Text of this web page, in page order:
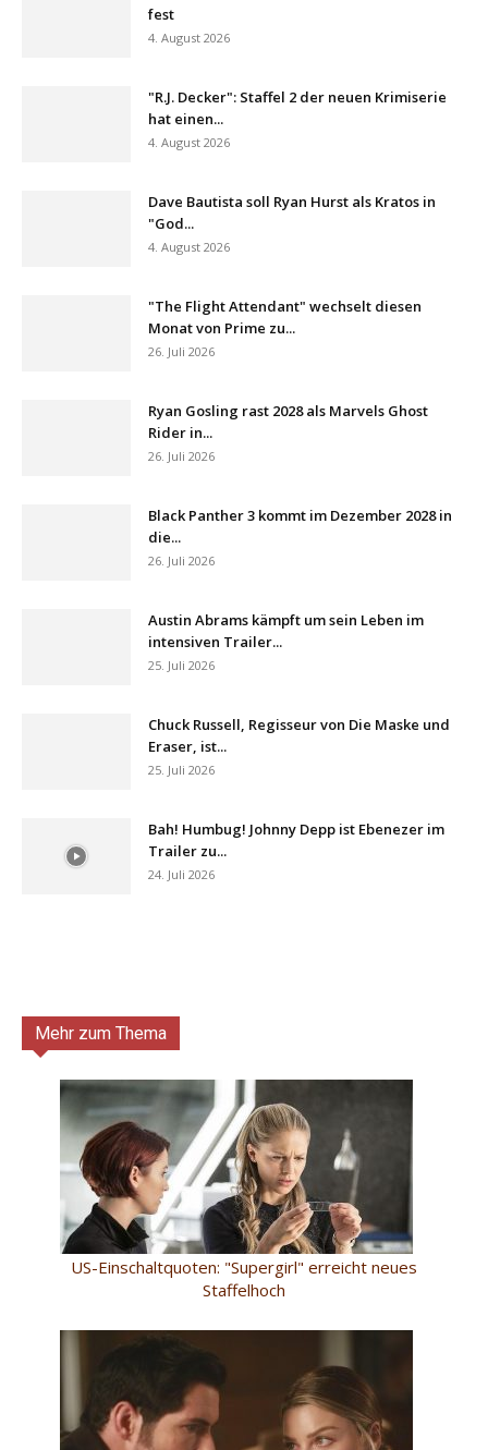
fest
4. August 2026
"R.J. Decker": Staffel 2 der neuen Krimiserie
hat einen...
4. August 2026
Dave Bautista soll Ryan Hurst als Kratos in
"God...
4. August 2026
"The Flight Attendant" wechselt diesen
Monat von Prime zu...
26. Juli 2026
Ryan Gosling rast 2028 als Marvels Ghost
Rider in...
26. Juli 2026
Black Panther 3 kommt im Dezember 2028 in
die...
26. Juli 2026
Austin Abrams kämpft um sein Leben im
intensiven Trailer...
25. Juli 2026
Chuck Russell, Regisseur von Die Maske und
Eraser, ist...
25. Juli 2026
Bah! Humbug! Johnny Depp ist Ebenezer im
Trailer zu...
24. Juli 2026
Mehr zum Thema
US-Einschaltquoten: "Supergirl" erreicht neues
Staffelhoch